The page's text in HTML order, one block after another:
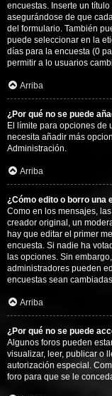
encuestas. Inserte un
asegurándose de que
del formulario. También
puede seleccionar en la
días para la encuesta (0
permitir a lo usuarios
Arriba
¿Por qué no se puede
El límite para opciones de
necesita añadir más
Administración.
Arriba
¿Cómo edito o borro una
Como en los mensajes,
creador original, un
hay que editar el primer
encuesta. Si nadie ha
las opciones. Sin
administradores pueden
encuestas sean
Arriba
¿Por qué no se puede
Algunos foros pueden
visualizar, leer, publicar o
autorización especial.
foro para que se le